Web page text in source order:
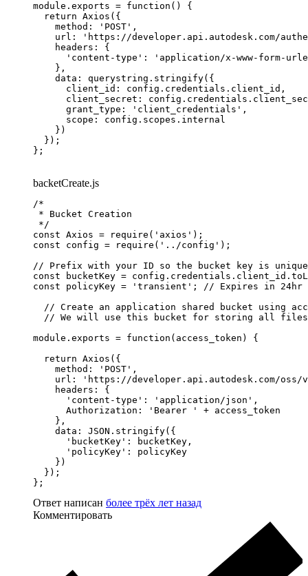
module.exports = function() {
  return Axios({
    method: 'POST',
url: 'https://developer.api.autodesk.com/
    headers: {
'content-type': 'application/x-www-form-
    },
    data: querystring.stringify({
      client_id: config.credentials.client_id,
client_secret:
      grant_type: 'client_credentials',
      scope: config.scopes.internal
    })
  });
};
backetCreate.js
/*
* Bucket Creation
*/
const Axios = require('axios');
const config = require('../config');
// Prefix with your ID so the bucket key is
const bucketKey =
const policyKey = 'transient'; // Expires in 24hr
// Create an application shared bucket using
// We will use this bucket for storing all
module.exports = function(access_token) {
  return Axios({
    method: 'POST',
url: 'https://developer.api.autodesk.com/oss/
    headers: {
      'content-type': 'application/json',
      Authorization: 'Bearer ' + access_token
    },
    data: JSON.stringify({
      'bucketKey': bucketKey,
      'policyKey': policyKey
    })
  });
};
Ответ написан более трёх лет назад
Комментировать